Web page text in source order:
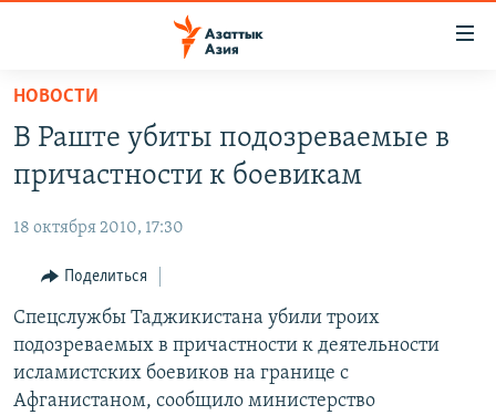
Вернуться
основному
содержанию
Вернутся
навигации
Вернутся
поиску
ЦЕНТРАЛЬНАЯ АЗИЯ
УЗБЕКИСТАН
ТАДЖИКИСТАН
ВОЙНА В УКРАИНЕ
НА ДРУГИХ ЯЗЫКАХ
ҚАЗАҚША
КЫРГЫЗЧА
ЎЗБЕКЧА
ТОҶИКӢ
Все сайты РСЕ/РС
НОВОСТИ
В Раште убиты подозреваемые в
причастности к боевикам
18 октября 2010, 17:30
Поделиться
Спецслужбы Таджикистана убили троих
подозреваемых в причастности к деятельности
исламистских боевиков на границе с
Афганистаном, сообщило министерство